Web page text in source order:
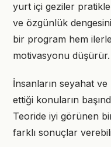
yurt içi geziler
ve özgünlük
bir program hem
motivasyonu düşürür.
İnsanların seyahat
ettiği konuların
Teoride iyi görünen
farklı sonuçlar